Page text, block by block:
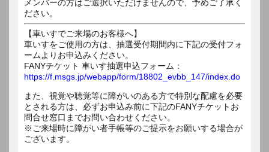
メンバーの方はご選択いただけませんので、予めご了承く
ださい。
【車いすでご来場のお客様へ】
車いすをご使用の方は、抽選受付期間内に下記の受付フォ
ームよりお申込みください。
FANYチケット 車いす抽選申込フォーム：
https://f.msgs.jp/webapp/form/18802_evbb_147/index.do
また、視覚や聴覚等に障がいのある方で特別な配慮を必要
とされる方は、必ずお申込み前に下記のFANYチケットお
問合せ窓口までお問い合わせください。
※ご来場時に障がい者手帳等のご提示をお願いする場合が
ございます。